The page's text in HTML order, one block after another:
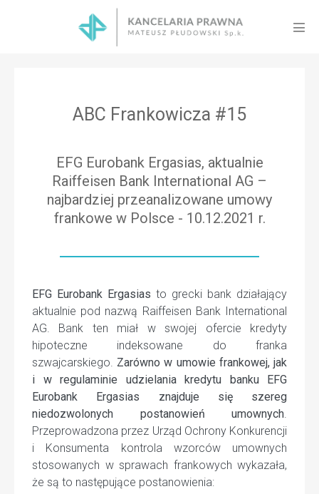
ABC Frankowicza #15
EFG Eurobank Ergasias, aktualnie
Raiffeisen Bank International AG –
najbardziej przeanalizowane umowy
frankowe w Polsce - 10.12.2021 r.
EFG Eurobank Ergasias to grecki bank działający
aktualnie pod nazwą Raiffeisen Bank International
AG. Bank ten miał w swojej ofercie kredyty
hipoteczne indeksowane do franka
szwajcarskiego. Zarówno w umowie frankowej, jak
i w regulaminie udzielania kredytu banku EFG
Eurobank Ergasias znajduje się szereg
niedozwolonych postanowień umownych
Przeprowadzona przez Urząd Ochrony Konkurencji
i Konsumenta kontrola wzorców umownych
stosowanych w sprawach frankowych wykazała,
że są to następujące postanowienia: